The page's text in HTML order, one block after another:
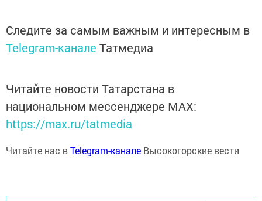
Следите за самым важным и интересным в
Telegram-канале Татмедиа
Читайте новости Татарстана в
национальном мессенджере MАХ:
https://max.ru/tatmedia
Читайте нас вTelegram-канале Высокогорские вести